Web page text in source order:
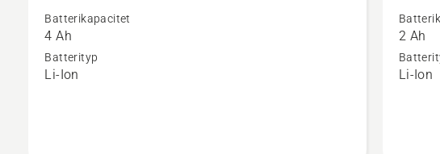
om
B140
Batterikapacitet
4 Ah
Batterityp
Li-Ion
om
B70
2 Ah
Li-Ion